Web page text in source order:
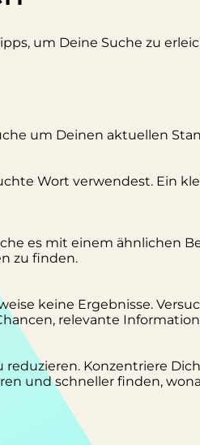
um Deine Suche zu
um Deinen aktuellen
Wort verwendest. Ein
es mit einem ähnlichen
zu finden.
keine Ergebnisse.
relevante
Konzentriere
und schneller finden,